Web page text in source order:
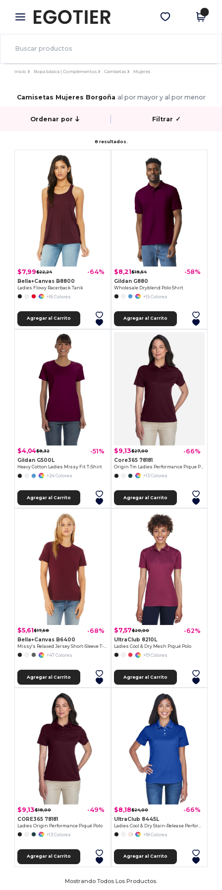
× App de Egotier
¡Mejores precios en app!
Descargar app
Inicio Ropa básica | Complementos Camisetas Mujeres
Camisetas Mujeres Borgoña al por mayor y al por menor
Ordenar por Filtrar ✓
8 resultados.
$7,99$22,24 -64%
Bella+Canvas B8800
Ladies Flowy Racerback Tank
+16 Colores
Agregar al Carrito
$8,21$19,54 -58%
Gildan G880
Wholesale Dryblend Polo Shirt
+15 Colores
Agregar al Carrito
$4,04$8,32 -51%
Gildan G500L
Heavy Cotton Ladies Missy Fit T-Shirt
+24 Colores
Agregar al Carrito
$9,13$27,00 -66%
Core365 78181
Origin Tm Ladies Performance Pique Polo
+13 Colores
Agregar al Carrito
$5,61$17,58 -68%
Bella+Canvas B6400
Missy's Relaxed Jersey Short-Sleeve T-Shirt
+47 Colores
Agregar al Carrito
$7,57$20,00 -62%
UltraClub 8210L
Ladies Cool & Dry Mesh Piqué Polo
+19 Colores
Agregar al Carrito
$9,13$18,00 -49%
CORE365 78181
Ladies Origin Performance Piqué Polo
+13 Colores
Agregar al Carrito
$8,18$24,00 -66%
UltraClub 8445L
+18 Colores
Agregar al Carrito
Mostrando Todos Los Productos.